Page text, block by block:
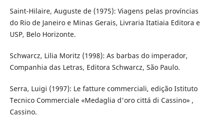
Saint-Hilaire, Auguste de (1975): Viagens pelas províncias
do Rio de Janeiro e Minas Gerais, Livraria Itatiaia Editora e
USP, Belo Horizonte.
Schwarcz, Lilia Moritz (1998): As barbas do imperador,
Companhia das Letras, Editora Schwarcz, São Paulo.
Serra, Luigi (1997): Le fatture commerciali, edição Istituto
Tecnico Commerciale «Medaglia d'oro cittá di Cassino» ,
Cassino.